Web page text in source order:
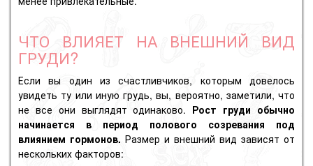
ЧТО ВЛИЯЕТ НА ВНЕШНИЙ ВИД
ГРУДИ?
Если вы один из счастливчиков, которым довелось
увидеть ту или иную грудь, вы, вероятно, заметили, что
не все они выглядят одинаково. Рост груди обычно
начинается в период полового созревания
под
влиянием гормонов. Размер и внешний вид зависят от
нескольких факторов: